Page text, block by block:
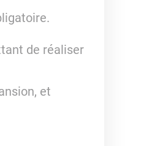
de réaliser
et